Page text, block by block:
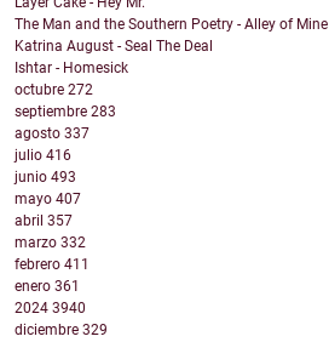
The Man and the Southern Poetry - Alley of Mine
Katrina August - Seal The Deal
Ishtar - Homesick
octubre 272
septiembre 283
agosto 337
julio 416
junio 493
mayo 407
abril 357
marzo 332
febrero 411
enero 361
2024 3940
diciembre 329